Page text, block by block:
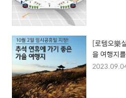
[로템오樂
을 여행지